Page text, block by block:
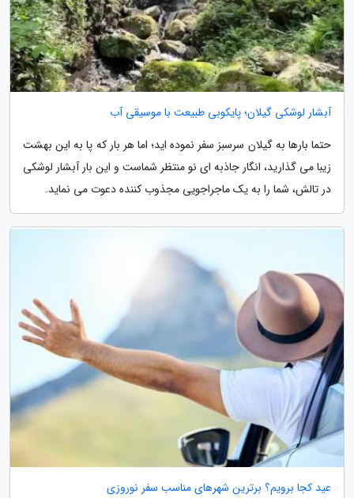
آبشار لوشکی گیلان؛ پایکوبی طبیعت با موسیقی آب
حتما بارها به گیلان سرسبز سفر نموده اید؛ اما هر بار که پا به این بهشت
زیبا می گذارید، انگار جاذبه ای نو منتظر شماست و این بار آبشار لوشکی
در تالش، شما را به یک ماجراجویی مجذوب کننده دعوت می نماید.
عید کجا برویم؟ برترین شهرهای مناسب سفر نوروزی